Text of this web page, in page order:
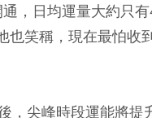
，日均運量大約只
笑稱，現在最怕收
，尖峰時段運能將提